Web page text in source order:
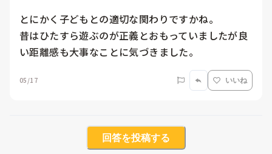
とにかく子どもとの適切な関わりですかね。
昔はひたすら遊ぶのが正義とおもっていましたが良
い距離感も大事なことに気づきました。
05/17 いいね
回答を投稿する